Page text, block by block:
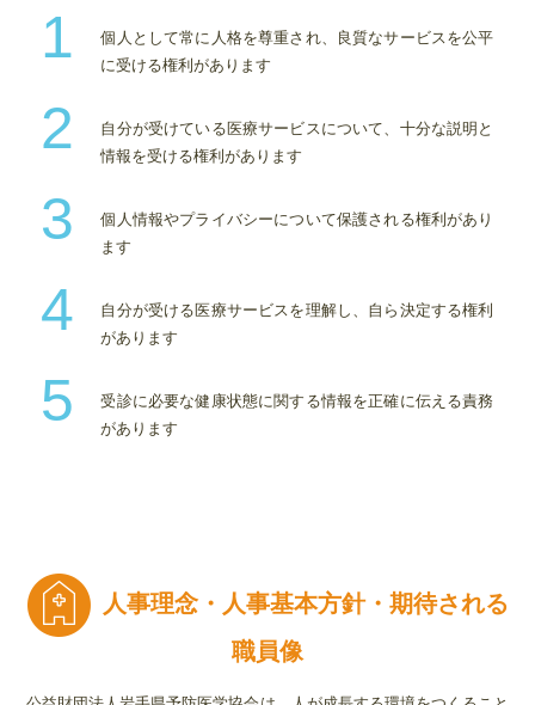
1
個人として常に人格を尊重され、良質なサービスを公平
に受ける権利があります
2
自分が受けている医療サービスについて、十分な説明と
情報を受ける権利があります
3
個人情報やプライバシーについて保護される権利があり
ます
4
自分が受ける医療サービスを理解し、自ら決定する権利
があります
5
受診に必要な健康状態に関する情報を正確に伝える責務
があります
人事理念・人事基本方針・期待される
職員像